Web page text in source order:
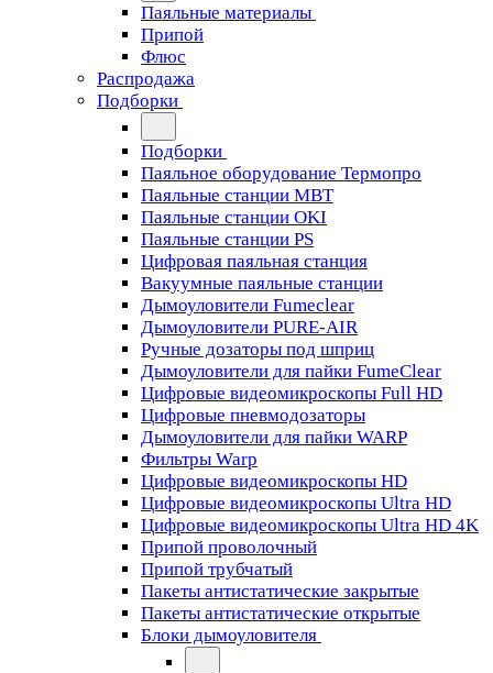
Паяльные материалы
Припой
Флюс
Распродажа
Подборки
Подборки
Паяльное оборудование Термопро
Паяльные станции MBT
Паяльные станции OKI
Паяльные станции PS
Цифровая паяльная станция
Вакуумные паяльные станции
Дымоуловители Fumeclear
Дымоуловители PURE-AIR
Ручные дозаторы под шприц
Дымоуловители для пайки FumeClear
Цифровые видеомикроскопы Full HD
Цифровые пневмодозаторы
Дымоуловители для пайки WARP
Фильтры Warp
Цифровые видеомикроскопы HD
Цифровые видеомикроскопы Ultra HD
Цифровые видеомикроскопы Ultra HD 4K
Припой проволочный
Припой трубчатый
Пакеты антистатические закрытые
Пакеты антистатические открытые
Блоки дымоуловителя